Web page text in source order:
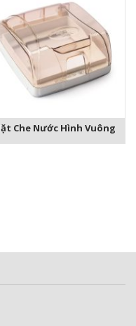
Che Nước Hình Vuông